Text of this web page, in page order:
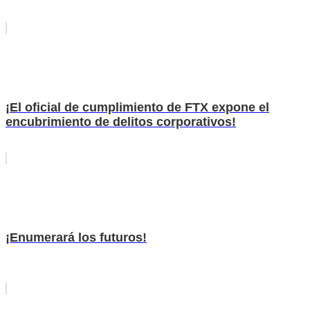
¡El oficial de cumplimiento de FTX expone el
encubrimiento de delitos corporativos!
¡Enumerará los futuros!